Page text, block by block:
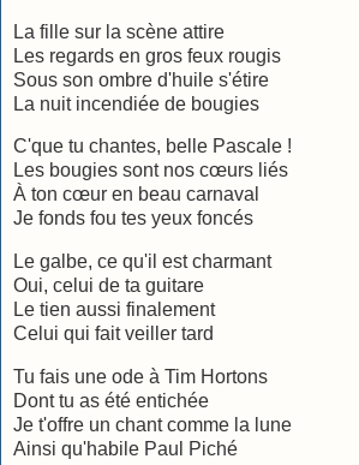
La fille sur la scène attire
Les regards en gros feux rougis
Sous son ombre d'huile s'étire
La nuit incendiée de bougies
C'que tu chantes, belle Pascale !
Les bougies sont nos cœurs liés
À ton cœur en beau carnaval
Je fonds fou tes yeux foncés
Le galbe, ce qu'il est charmant
Oui, celui de ta guitare
Le tien aussi finalement
Celui qui fait veiller tard
Tu fais une ode à Tim Hortons
Dont tu as été entichée
Je t'offre un chant comme la lune
Ainsi qu'habile Paul Piché